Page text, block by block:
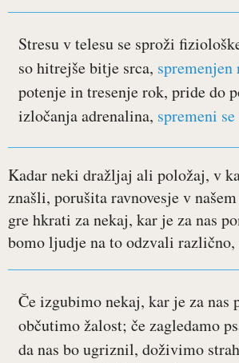
Stresu v telesu se sproži
so hitrejše bitje srca,
potenje in tresenje rok, pride do
izločanja adrenalina, spremeni
Kadar neki dražljaj ali položaj, v
znašli, porušita ravnovesje v
gre hkrati za nekaj, kar je za nas
bomo ljudje na to odzvali
Če izgubimo nekaj, kar je za nas
občutimo žalost; če zagledamo
da nas bo ugriznil, doživimo